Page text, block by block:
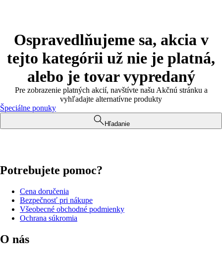
Ospravedlňujeme sa, akcia v
tejto kategórii už nie je platná,
alebo je tovar vypredaný
Pre zobrazenie platných akcií, navštívte našu Akčnú stránku a
vyhľadajte alternatívne produkty
Špeciálne ponuky
Hľadanie
Potrebujete pomoc?
Cena doručenia
Bezpečnosť pri nákupe
Všeobecné obchodné podmienky
Ochrana súkromia
O nás